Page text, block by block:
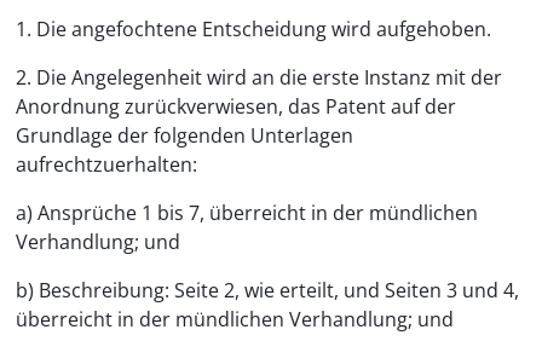
1. Die angefochtene Entscheidung wird aufgehoben.
2. Die Angelegenheit wird an die erste Instanz mit der
Anordnung zurückverwiesen, das Patent auf der
Grundlage der folgenden Unterlagen
aufrechtzuerhalten:
a) Ansprüche 1 bis 7, überreicht in der mündlichen
Verhandlung; und
b) Beschreibung: Seite 2, wie erteilt, und Seiten 3 und 4,
überreicht in der mündlichen Verhandlung; und